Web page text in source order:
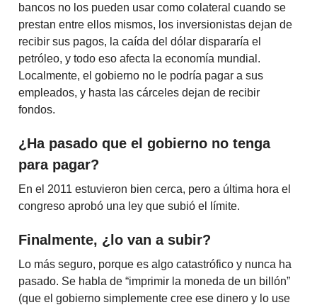
bancos no los pueden usar como colateral cuando se
prestan entre ellos mismos, los inversionistas dejan de
recibir sus pagos, la caída del dólar dispararía el
petróleo, y todo eso afecta la economía mundial.
Localmente, el gobierno no le podría pagar a sus
empleados, y hasta las cárceles dejan de recibir
fondos.
¿Ha pasado que el gobierno no tenga
para pagar?
En el 2011 estuvieron bien cerca, pero a última hora el
congreso aprobó una ley que subió el límite.
Finalmente, ¿lo van a subir?
Lo más seguro, porque es algo catastrófico y nunca ha
pasado. Se habla de “imprimir la moneda de un billón”
(que el gobierno simplemente cree ese dinero y lo use